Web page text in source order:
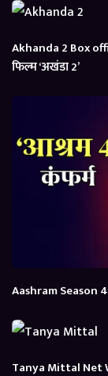
Akhanda 2 Box
फिल्म ‘अखंडा 2’
Aashram Season
Tanya Mittal Net